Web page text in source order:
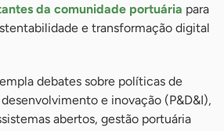
da comunidade portuária para
e transformação digital
debates sobre políticas de
e inovação (P&D&I),
abertos, gestão portuária